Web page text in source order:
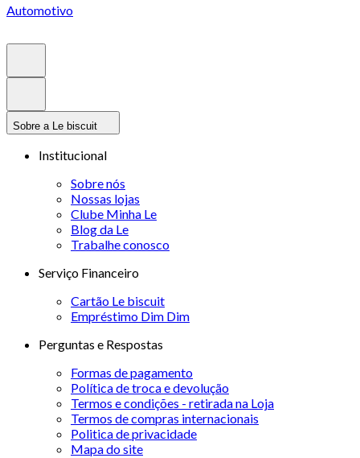
Automotivo
Sobre a Le biscuit
Institucional
Sobre nós
Nossas lojas
Clube Minha Le
Blog da Le
Trabalhe conosco
Serviço Financeiro
Cartão Le biscuit
Empréstimo Dim Dim
Perguntas e Respostas
Formas de pagamento
Política de troca e devolução
Termos e condições - retirada na Loja
Termos de compras internacionais
Politica de privacidade
Mapa do site